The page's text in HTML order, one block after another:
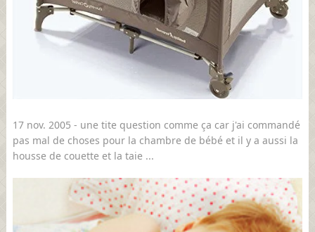
17 nov. 2005 - une tite question comme ça car j'ai commandé
pas mal de choses pour la chambre de bébé et il y a aussi la
housse de couette et la taie ...